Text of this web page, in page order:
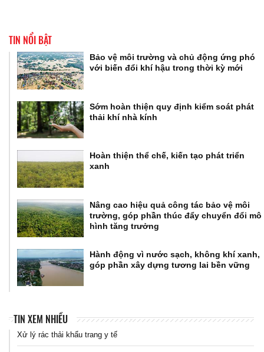
TIN NỔI BẬT
Bảo vệ môi trường và chủ động ứng phó
với biến đổi khí hậu trong thời kỳ mới
Sớm hoàn thiện quy định kiểm soát phát
thải khí nhà kính
Hoàn thiện thể chế, kiến tạo phát triển
xanh
Nâng cao hiệu quả công tác bảo vệ môi
trường, góp phần thúc đẩy chuyển đổi mô
hình tăng trưởng
Hành động vì nước sạch, không khí xanh,
góp phần xây dựng tương lai bền vững
TIN XEM NHIỀU
Xử lý rác thải khẩu trang y tế